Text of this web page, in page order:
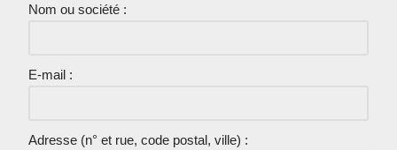
Nom ou société :
E-mail :
Adresse (n° et rue, code postal, ville) :